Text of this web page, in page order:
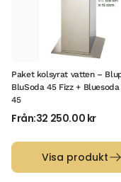
Paket kolsyrat vatten –
BluSoda 45 Fizz +
45
Från:32 250.00 kr
Visa produkt